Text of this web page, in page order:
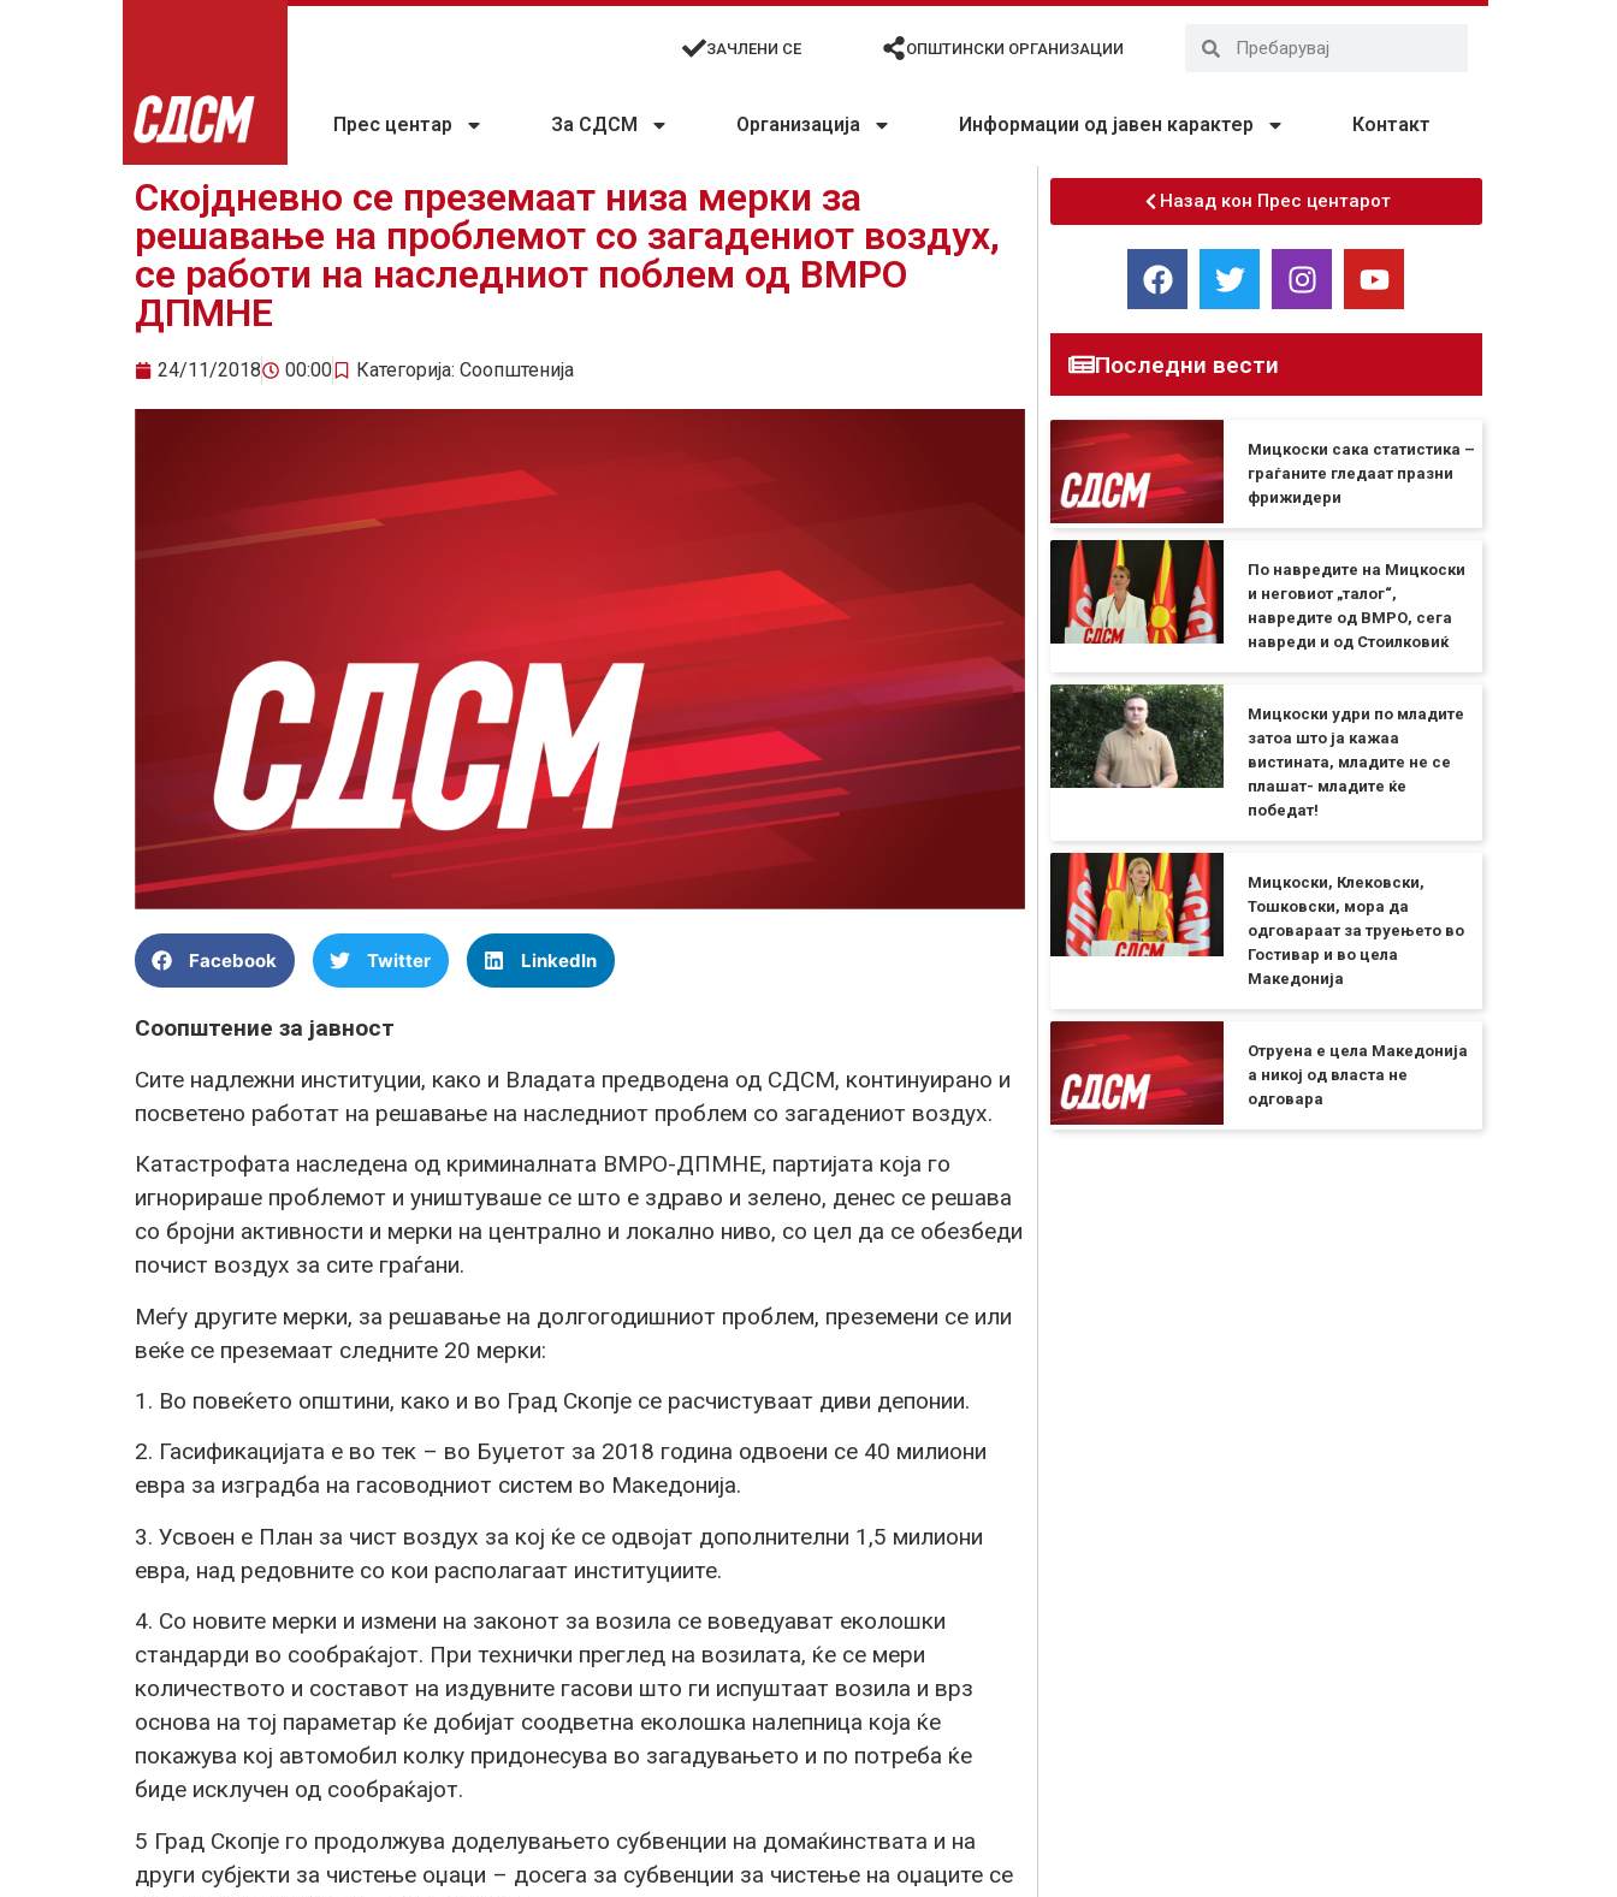
ЗАЧЛЕНИ СЕ ОПШТИНСКИ ОРГАНИЗАЦИИ
Прес центар За СДСМ Организација Информации од јавен карактер Контакт
Скојдневно се преземаат низа мерки за
решавање на проблемот со загадениот воздух,
се работи на наследниот поблем од ВМРО
ДПМНЕ
24/11/2018 00:00 Категорија: Соопштенија
Facebook Twitter LinkedIn
Соопштение за јавност
Сите надлежни институции, како и Владата предводена од СДСМ, континуирано и
посветено работат на решавање на наследниот проблем со загадениот воздух.
Катастрофата наследена од криминалната ВМРО-ДПМНЕ, партијата која го
игнорираше проблемот и уништуваше се што е здраво и зелено, денес се решава
со бројни активности и мерки на централно и локално ниво, со цел да се обезбеди
почист воздух за сите граѓани.
Меѓу другите мерки, за решавање на долгогодишниот проблем, преземени се или
веќе се преземаат следните 20 мерки:
1. Во повеќето општини, како и во Град Скопје се расчистуваат диви депонии.
2. Гасификацијата е во тек – во Буџетот за 2018 година одвоени се 40 милиони
евра за изградба на гасоводниот систем во Македонија.
3. Усвоен е План за чист воздух за кој ќе се одвојат дополнителни 1,5 милиони
евра, над редовните со кои располагаат институциите.
4. Со новите мерки и измени на законот за возила се воведуават еколошки
стандарди во сообраќајот. При технички преглед на возилата, ќе се мери
количеството и составот на издувните гасови што ги испуштаат возила и врз
основа на тој параметар ќе добијат соодветна еколошка налепница која ќе
покажува кој автомобил колку придонесува во загадувањето и по потреба ќе
биде исклучен од сообраќајот.
5 Град Скопје го продолжува доделувањето субвенции на домаќинствата и на
други субјекти за чистење оџаци – досега за субвенции за чистење на оџаците се
Назад кон Прес центарот
Последни вести
Мицкоски сака статистика –
граѓаните гледаат празни
фрижидери
По навредите на Мицкоски
и неговиот „талог“,
навредите од ВМРО, сега
навреди и од Стоилковиќ
Мицкоски удри по младите
затоа што ја кажаа
вистината, младите не се
плашат- младите ќе
победат!
Мицкоски, Клековски,
Тошковски, мора да
одговараат за труењето во
Гостивар и во цела
Македонија
Отруена е цела Македонија
а никој од власта не
одговара